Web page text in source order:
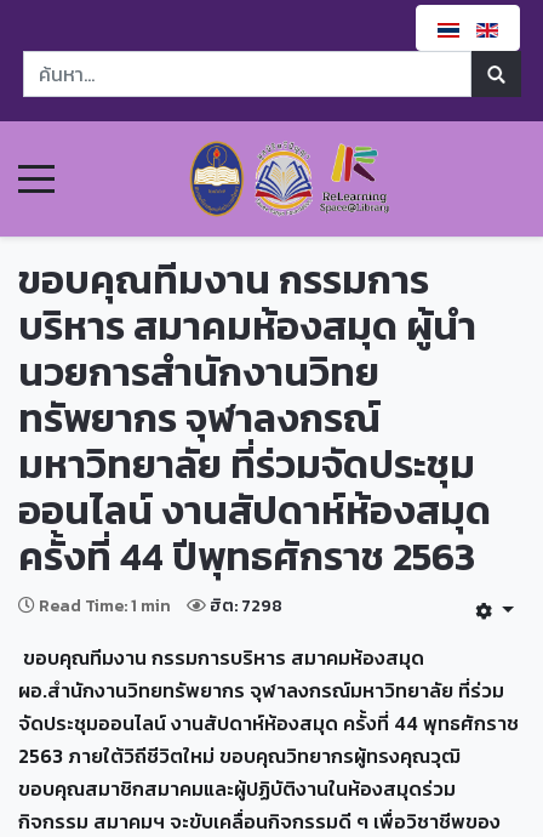
ขอบคุณทีมงาน กรรมการ
บริหาร สมาคมห้องสมุด ผู้นำ
นวยการสำนักงานวิทย
ทรัพยากร จุฬาลงกรณ์
มหาวิทยาลัย ที่ร่วมจัดประชุม
ออนไลน์ งานสัปดาห์ห้องสมุด
ครั้งที่ 44 ปีพุทธศักราช 2563
Read Time: 1 min ฮิต: 7298
ขอบคุณทีมงาน กรรมการบริหาร สมาคมห้องสมุด
ผอ.สำนักงานวิทยทรัพยากร จุฬาลงกรณ์มหาวิทยาลัย ที่ร่วม
จัดประชุมออนไลน์ งานสัปดาห์ห้องสมุด ครั้งที่ 44พุทธศักราช
2563 ภายใต้วิถีชีวิตใหม่ ขอบคุณวิทยากรผู้ทรงคุณวุฒิ
ขอบคุณสมาชิกสมาคมและผู้ปฏิบัติงานในห้องสมุดร่วม
กิจกรรม สมาคมฯ จะขับเคลื่อนกิจกรรมดี ๆ เพื่อวิชาชีพของ